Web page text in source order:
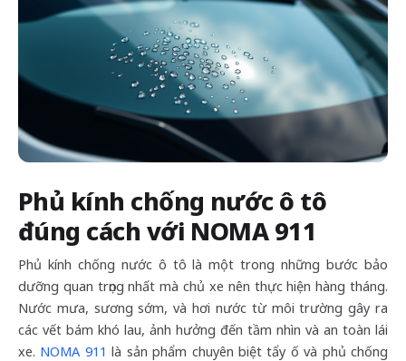
Phủ kính chống nước ô tô
đúng cách với NOMA 911
Phủ kính chống nước ô tô là một trong những bước bảo
dưỡng quan trọng nhất mà chủ xe nên thực hiện hàng tháng.
Nước mưa, sương sớm, và hơi nước từ môi trường gây ra
các vết bám khó lau, ảnh hưởng đến tầm nhìn và an toàn lái
xe. NOMA 911 là sản phẩm chuyên biệt tẩy ố và phủ chống